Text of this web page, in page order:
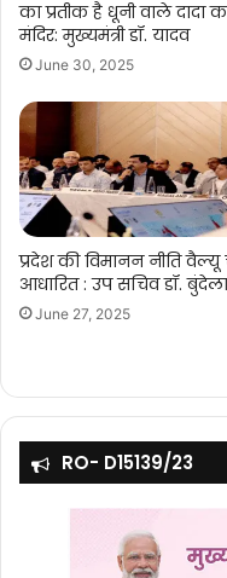
का प्रतीक है धूनी वाले दादा
मंदिर: मुख्यमंत्री डॉ. यादव
June 30, 2025
प्रदेश की विमानन नीति
आधारित : उप सचिव डॉ. बुंदेला
June 27, 2025
RO- D15139/23